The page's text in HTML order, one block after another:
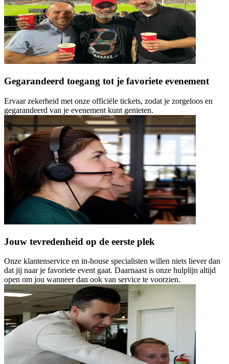
Gegarandeerd toegang tot je favoriete evenement
Ervaar zekerheid met onze officiële tickets, zodat je zorgeloos en
gegarandeerd van je evenement kunt genieten.
Jouw tevredenheid op de eerste plek
Onze klantenservice en in-house specialisten willen niets liever dan
dat jij naar je favoriete event gaat. Daarnaast is onze hulplijn altijd
open om jou wanneer dan ook van service te voorzien.